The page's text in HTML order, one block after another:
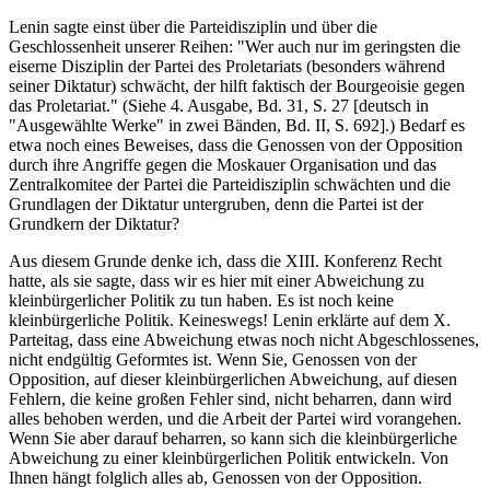
Lenin sagte einst über die Parteidisziplin und über die
Geschlossenheit unserer Reihen: "Wer auch nur im geringsten die
eiserne Disziplin der Partei des Proletariats (besonders während
seiner Diktatur) schwächt, der hilft faktisch der Bourgeoisie gegen
das Proletariat." (Siehe 4. Ausgabe, Bd. 31, S. 27 [deutsch in
"Ausgewählte Werke" in zwei Bänden, Bd. II, S. 692].) Bedarf es
etwa noch eines Beweises, dass die Genossen von der Opposition
durch ihre Angriffe gegen die Moskauer Organisation und das
Zentralkomitee der Partei die Parteidisziplin schwächten und die
Grundlagen der Diktatur untergruben, denn die Partei ist der
Grundkern der Diktatur?
Aus diesem Grunde denke ich, dass die XIII. Konferenz Recht
hatte, als sie sagte, dass wir es hier mit einer Abweichung zu
kleinbürgerlicher Politik zu tun haben. Es ist noch keine
kleinbürgerliche Politik. Keineswegs! Lenin erklärte auf dem X.
Parteitag, dass eine Abweichung etwas noch nicht Abgeschlossenes,
nicht endgültig Geformtes ist. Wenn Sie, Genossen von der
Opposition, auf dieser kleinbürgerlichen Abweichung, auf diesen
Fehlern, die keine großen Fehler sind, nicht beharren, dann wird
alles behoben werden, und die Arbeit der Partei wird vorangehen.
Wenn Sie aber darauf beharren, so kann sich die kleinbürgerliche
Abweichung zu einer kleinbürgerlichen Politik entwickeln. Von
Ihnen hängt folglich alles ab, Genossen von der Opposition.